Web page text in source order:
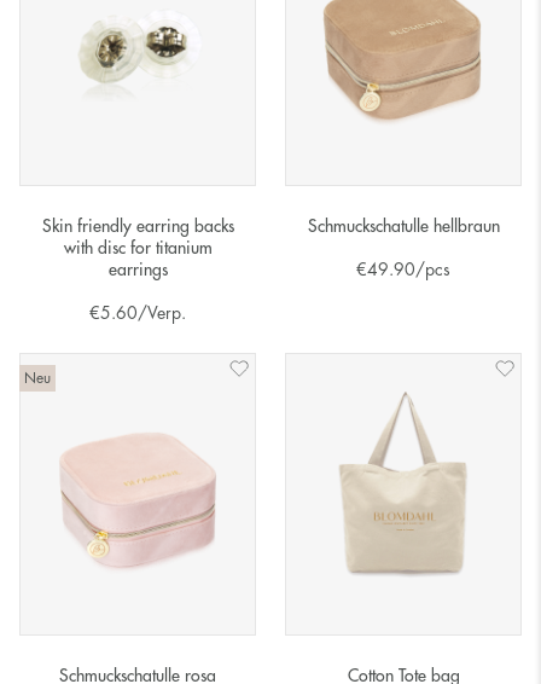
Skin friendly earring backs
with disc for titanium
earrings
€5.60 /Verp.
Schmuckschatulle hellbraun
€49.90 /pcs
Neu
Schmuckschatulle rosa Cotton Tote bag